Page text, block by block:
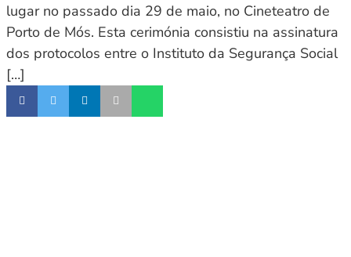
lugar no passado dia 29 de maio, no Cineteatro de
Porto de Mós. Esta cerimónia consistiu na assinatura
dos protocolos entre o Instituto da Segurança Social
[…]